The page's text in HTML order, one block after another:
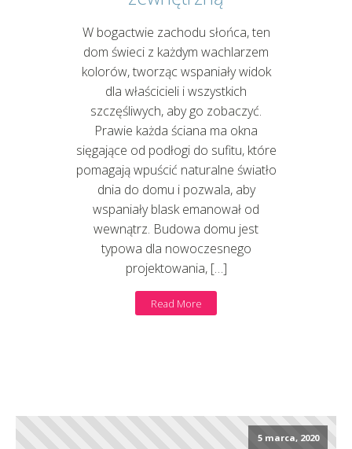
W bogactwie zachodu słońca, ten
dom świeci z każdym wachlarzem
kolorów, tworząc wspaniały widok
dla właścicieli i wszystkich
szczęśliwych, aby go zobaczyć.
Prawie każda ściana ma okna
sięgające od podłogi do sufitu, które
pomagają wpuścić naturalne światło
dnia do domu i pozwala, aby
wspaniały blask emanował od
wewnątrz. Budowa domu jest
typowa dla nowoczesnego
projektowania, […]
Read More
5 marca, 2020